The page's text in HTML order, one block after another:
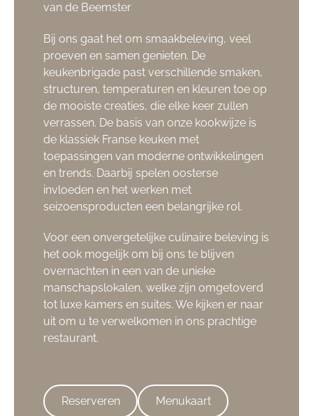
van de Beemster
Bij ons gaat het om smaakbeleving, veel
proeven en samen genieten. De
keukenbrigade past verschillende smaken,
structuren, temperaturen en kleuren toe op
de mooiste creaties, die elke keer zullen
verrassen. De basis van onze kookwijze is
de klassiek Franse keuken met
toepassingen van moderne ontwikkelingen
en trends. Daarbij spelen oosterse
invloeden en het werken met
seizoensproducten een belangrijke rol.
Voor een onvergetelijke culinaire beleving is
het ook mogelijk om bij ons te blijven
overnachten in een van de unieke
manschapslokalen, welke zijn omgetoverd
tot luxe kamers en suites. We kijken er naar
uit om u te verwelkomen in ons prachtige
restaurant.
Reserveren Menukaart